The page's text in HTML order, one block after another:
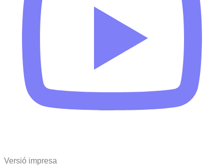
Versió impresa